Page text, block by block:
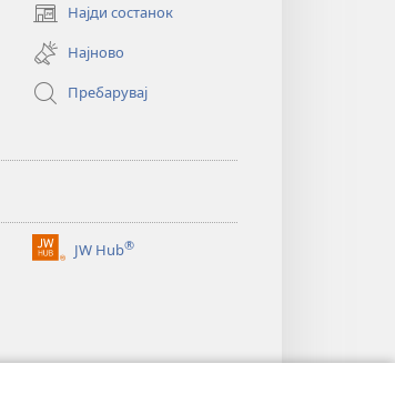
Најди состанок
(opens
new
window)
Најново
Пребарувај
JW Hub®
(opens